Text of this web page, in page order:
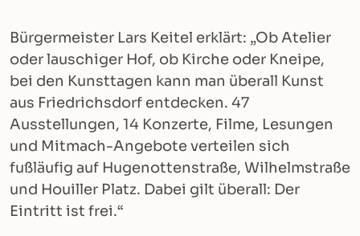
Bürgermeister Lars Keitel erklärt: „Ob Atelier
oder lauschiger Hof, ob Kirche oder Kneipe,
bei den Kunsttagen kann man überall Kunst
aus Friedrichsdorf entdecken. 47
Ausstellungen, 14 Konzerte, Filme, Lesungen
und Mitmach-Angebote verteilen sich
fußläufig auf Hugenottenstraße, Wilhelmstraße
und Houiller Platz. Dabei gilt überall: Der
Eintritt ist frei.“